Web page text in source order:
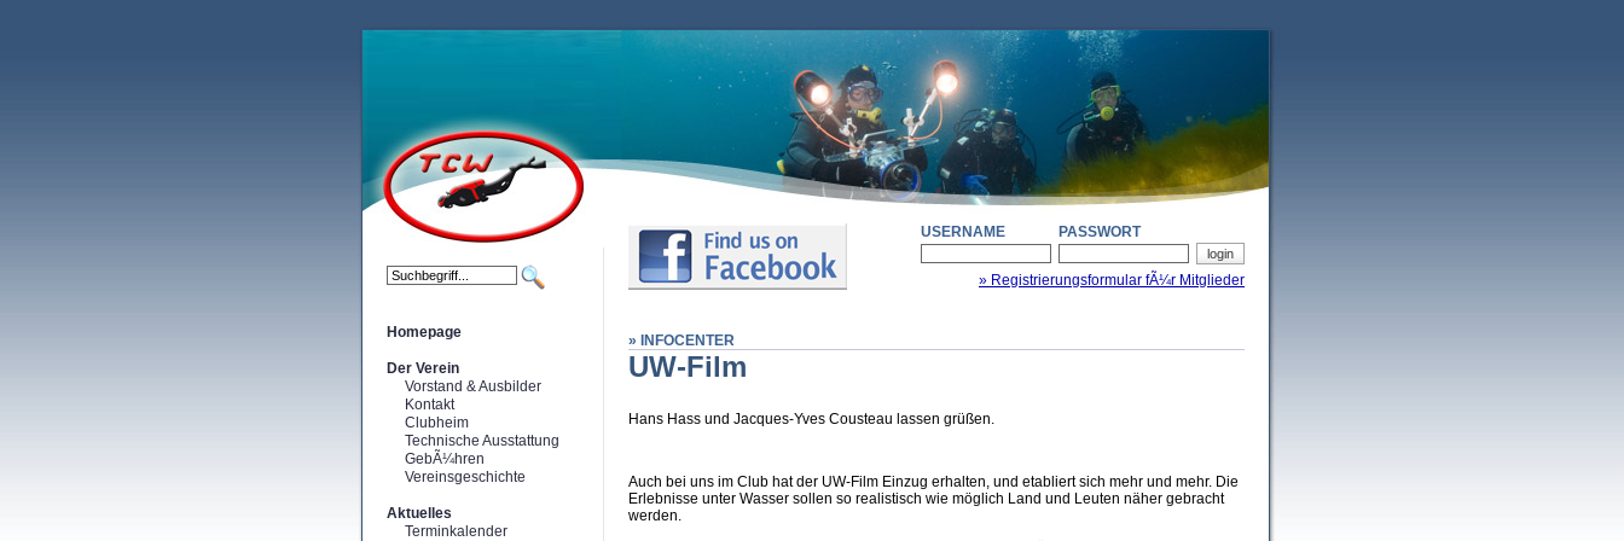
Homepage
Der Verein
Vorstand & Ausbilder
Kontakt
Clubheim
Technische Ausstattung
GebÃ¼hren
Vereinsgeschichte
Aktuelles
Terminkalender
USERNAME PASSWORT
» Registrierungsformular fÃ¼r Mitglieder
» INFOCENTER
UW-Film
Hans Hass und Jacques-Yves Cousteau lassen grüßen.
Auch bei uns im Club hat der UW-Film Einzug erhalten, und etabliert sich mehr und mehr. Die
Erlebnisse unter Wasser sollen so realistisch wie möglich Land und Leuten näher gebracht
werden.